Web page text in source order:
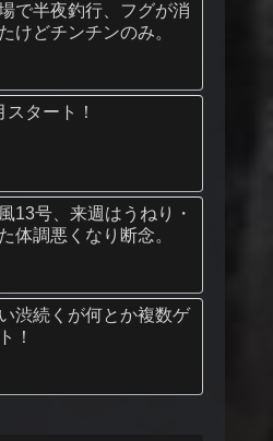
で半夜釣行、フグが消
けどチンチンのみ。
スタート！
13号、来週はうねり・
体調悪くなり断念。
渋続くが何とか複数ゲ
！